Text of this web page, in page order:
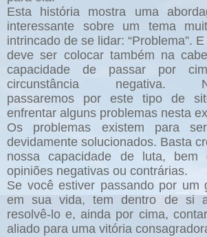
Esta história mostra uma
interessante sobre um tema
intrincado de se lidar: “Problema”.
deve ser colocar também na
capacidade de passar por
circunstância negativa.
passaremos por este tipo de
enfrentar alguns problemas nesta
Os problemas existem para
devidamente solucionados. Basta
nossa capacidade de luta, bem
opiniões negativas ou contrárias.
Se você estiver passando por um
em sua vida, tem dentro de si
resolvê-lo e, ainda por cima,
aliado para uma vitória